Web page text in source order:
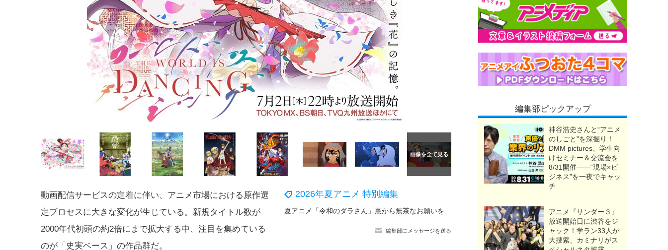
2026年夏アニメ 特別編集
編集部にメッセージを送る
動画配信サービスの定着に伴い、アニメ市場における原作選
定プロセスに大きな変化が生じている。新規タイトル数が
2000年代初頭の約2倍にまで拡大する中、注目を集めている
のが「史実ベース」の作品群だ。
編集部ピックアップ
神谷浩史さんと“アニメ
のしごと”を深掘り！
DMM pictures、学生向
けセミナー＆交流会を
8/31開催――“現場×ビ
ジネス”を一夜でキャッ
チ
アニメ『サンダー３』
放送開始日に渋谷をジ
ャック！学ラン33人が
大捜索、カミナリがス